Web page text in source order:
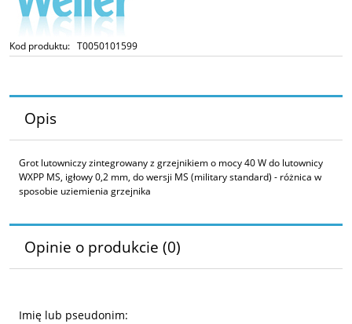
Kod produktu: T0050101599
Opis
Grot lutowniczy zintegrowany z grzejnikiem o mocy 40 W do lutownicy
WXPP MS, igłowy 0,2 mm, do wersji MS (military standard) - różnica w
sposobie uziemienia grzejnika
Opinie o produkcie (0)
Imię lub pseudonim: